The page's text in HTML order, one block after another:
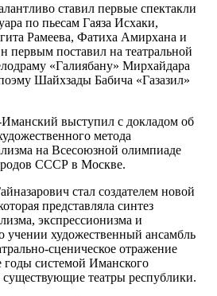
ставил первые спектакли
по пьесам Гаяза Исхаки,
Рамеева, Фатиха Амирхана и
первым поставил на театральной
«Галиябану» Мирхайдара
Шайхзады Бабича «Газазил»
выступил с докладом об
метода
на Всесоюзной олимпиаде
СССР в Москве.
стал создателем новой
представляла синтез
экспрессионизма и
учении художественный ансамбль
сценическое отражение
годы системой Иманского
существующие театры республики.